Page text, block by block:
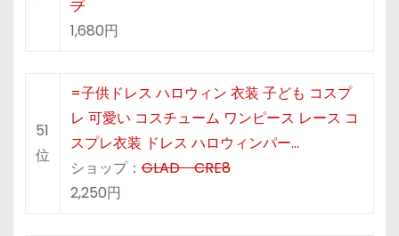
プ
1,680円
51
位
=子供ドレス ハロウィン 衣装 子ども コスプ
レ 可愛い コスチューム ワンピース レース コ
スプレ衣装 ドレス ハロウィンパー…
ショップ：GLAD CRE8
2,250円